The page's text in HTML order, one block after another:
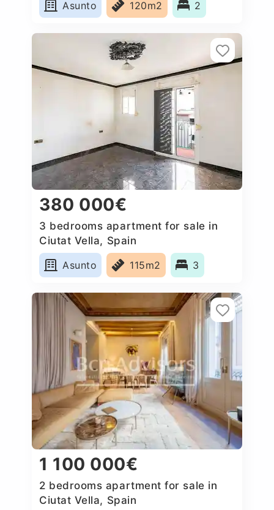
Asunto 120m2 2
380 000€
3 bedrooms apartment for sale in
Ciutat Vella, Spain
Asunto
115m2 3
1 100 000€
2 bedrooms apartment for sale in
Ciutat Vella, Spain